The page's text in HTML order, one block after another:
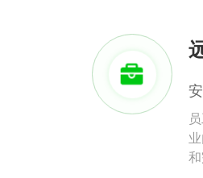
和